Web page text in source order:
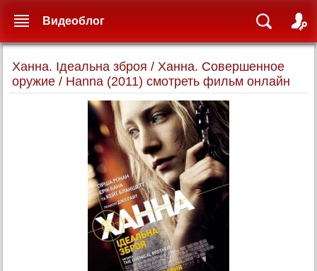
Ханна. Ідеальна зброя / Ханна. Совершенное
оружие / Hanna (2011) смотреть фильм онлайн
Видеоблог